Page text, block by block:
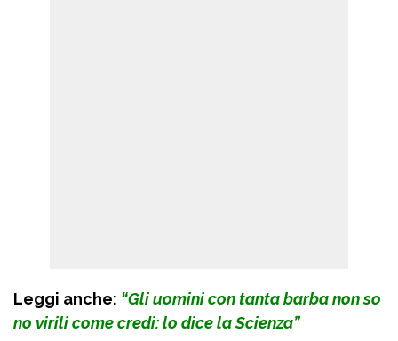
Leggi anche: “Gli uomini con tanta barba non so
no virili come credi: lo dice la Scienza”